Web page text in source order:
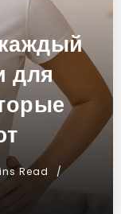
для
Read